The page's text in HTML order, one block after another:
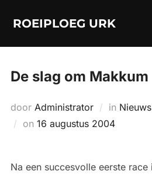
naarROEIPLOEG URK
De slag om Makkum
door Administrator in
on Geplaatst
16 augustus 2004
Na een succesvolle eerste